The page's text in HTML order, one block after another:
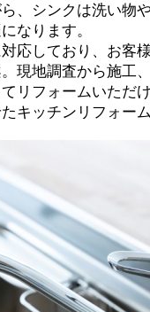
、シンクは洗い物
なります。
応しており、お客
現地調査から施工
リフォームいただ
キッチンリフォー